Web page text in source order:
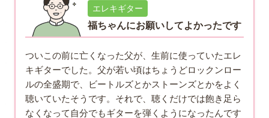
エレキギター
福ちゃんにお願いしてよかったです
ついこの前に亡くなった父が、生前に使っていたエレ
キギターでした。父が若い頃はちょうどロックンロー
ルの全盛期で、ビートルズとかストーンズとかをよく
聴いていたそうです。それで、聴くだけでは飽き足ら
なくなって自分でもギターを弾くようになったんです